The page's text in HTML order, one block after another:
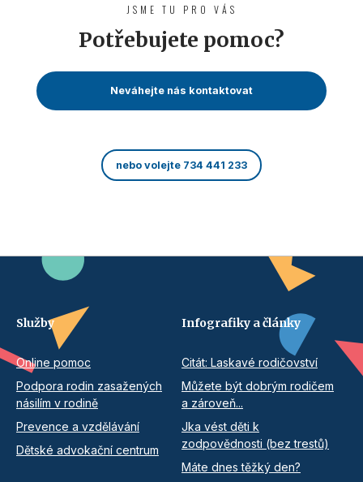
JSME TU PRO VÁS
Potřebujete pomoc?
Neváhejte nás kontaktovat
nebo volejte 734 441 233
Služby
Online pomoc
Podpora rodin zasažených
násilím v rodině
Prevence a vzdělávání
Dětské advokační centrum
Infografiky a články
Citát: Laskavé rodičovství
Můžete být dobrým rodičem
a zároveň...
Jka vést děti k
zodpovědnosti (bez trestů)
Máte dnes těžký den?